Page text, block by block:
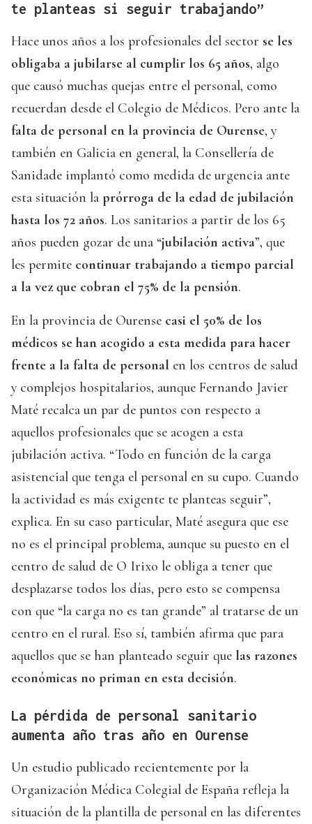
te planteas si seguir trabajando”
Hace unos años a los profesionales del sector se les
obligaba a jubilarse al cumplir los 65 años, algo
que causó muchas quejas entre el personal, como
recuerdan desde el Colegio de Médicos. Pero ante la
falta de personal en la provincia de Ourense, y
también en Galicia en general, la Consellería de
Sanidade implantó como medida de urgencia ante
esta situación la prórroga de la edad de jubilación
hasta los 72 años. Los sanitarios a partir de los 65
años pueden gozar de una “jubilación activa”, que
les permite continuar trabajando a tiempo parcial
a la vez que cobran el 75% de la pensión.
En la provincia de Ourense casi el 50% de los
médicos se han acogido a esta medida para hacer
frente a la falta de personal en los centros de salud
y complejos hospitalarios, aunque Fernando Javier
Maté recalca un par de puntos con respecto a
aquellos profesionales que se acogen a esta
jubilación activa. “Todo en función de la carga
asistencial que tenga el personal en su cupo. Cuando
la actividad es más exigente te planteas seguir”,
explica. En su caso particular, Maté asegura que ese
no es el principal problema, aunque su puesto en el
centro de salud de O Irixo le obliga a tener que
desplazarse todos los días, pero esto se compensa
con que “la carga no es tan grande” al tratarse de un
centro en el rural. Eso sí, también afirma que para
aquellos que se han planteado seguir que las razones
económicas no priman en esta decisión.
La pérdida de personal sanitario
aumenta año tras año en Ourense
Un estudio publicado recientemente por la
Organización Médica Colegial de España refleja la
situación de la plantilla de personal en las diferentes